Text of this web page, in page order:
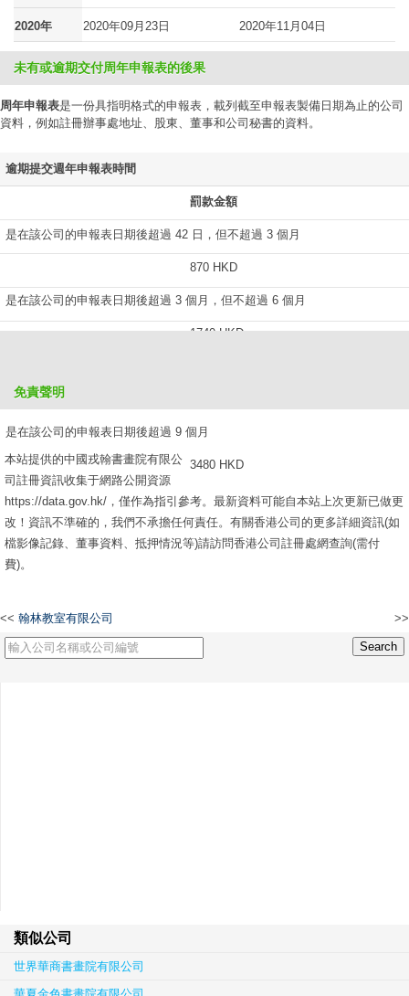
2020年 2020年09月23日 2020年11月04日
未有或逾期交付周年申報表的後果
周年申報表是一份具指明格式的申報表，載列截至申報表製備日期為止的公司
資料，例如註冊辦事處地址、股東、董事和公司秘書的資料。
逾期提交週年申報表時間
罰款金額
是在該公司的申報表日期後超過 42 日，但不超過 3 個月
870 HKD
是在該公司的申報表日期後超過 3 個月，但不超過 6 個月
1740 HKD
是在該公司的申報表日期後超過 9 個月
3480 HKD
免責聲明
本站提供的中國戎翰書畫院有限公
司註冊資訊收集于網路公開資源
https://data.gov.hk/，僅作為指引參考。最新資料可能自本站上次更新已做更
改！資訊不準確的，我們不承擔任何責任。有關香港公司的更多詳細資訊(如
檔影像記錄、董事資料、抵押情況等)請訪問香港公司註冊處網查詢(需付
費)。
<< 翰林教室有限公司 >>
類似公司
世界華商書畫院有限公司